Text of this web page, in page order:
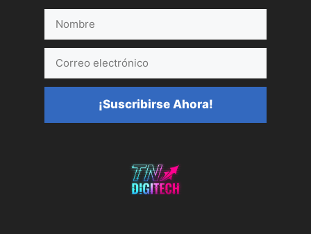
electrónico
¡Suscribirse Ahora!